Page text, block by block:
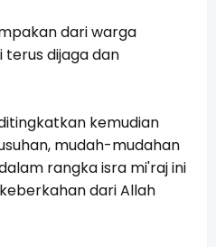
dari warga
terus dijaga dan
kemudian
mudah-mudahan
rangka isra mi'raj ini
dari Allah